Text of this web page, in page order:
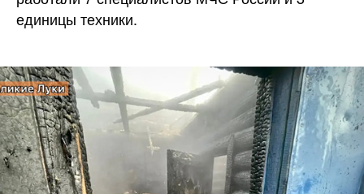
единицы техники.